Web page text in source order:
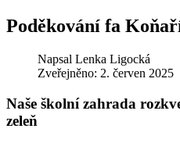
Poděkování fa
Napsal Lenka Ligocká
Zveřejněno: 2. červen 2025
Naše školní zahrada
zeleň